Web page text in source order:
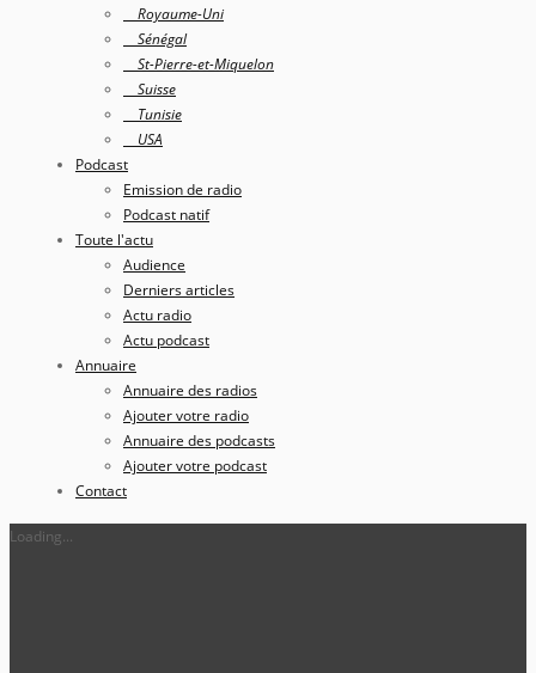
Royaume-Uni
Sénégal
St-Pierre-et-Miquelon
Suisse
Tunisie
USA
Podcast
Emission de radio
Podcast natif
Toute l'actu
Audience
Derniers articles
Actu radio
Actu podcast
Annuaire
Annuaire des radios
Ajouter votre radio
Annuaire des podcasts
Ajouter votre podcast
Contact
Loading...